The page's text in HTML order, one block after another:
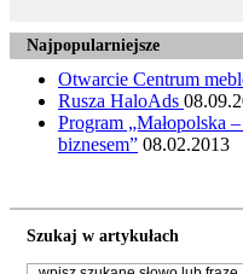
Najpopularniejsze
Otwarcie Centrum
Rusza HaloAds
Program „Małopolska
biznesem” 08.02.2013
Szukaj w artykułach